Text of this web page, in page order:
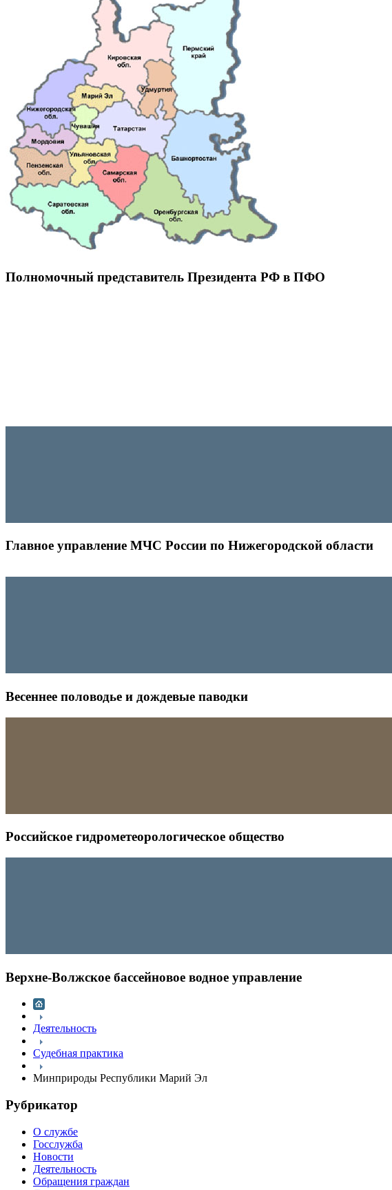
Полномочный представитель Президента РФ в ПФО
Главное управление МЧС России по Нижегородской области
Весеннее половодье и дождевые паводки
Российское гидрометеорологическое общество
Верхне-Волжское бассейновое водное управление
Деятельность
Судебная практика
Минприроды Республики Марий Эл
Рубрикатор
О службе
Госслужба
Новости
Деятельность
Обращения граждан